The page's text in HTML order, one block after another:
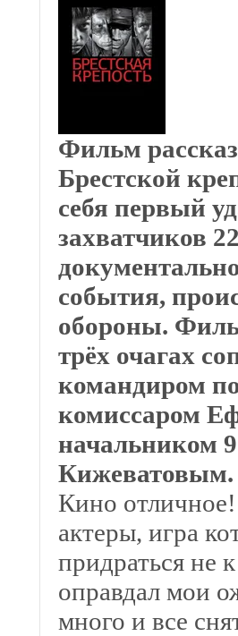
Фильм
Брестской
себя первый
захватчиков
события,
обороны.
трёх очагах
командиром
комиссаром
начальником
Кижеватовым.
Кино
актеры, игра
придраться не
оправдал мои
много и все